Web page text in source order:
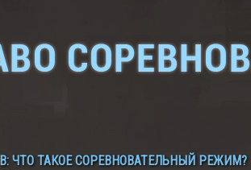
В: ЧТО ТАКОЕ СОРЕВНОВАТЕЛЬНЫЙ РЕЖИМ?